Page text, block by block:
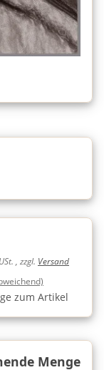
, zzgl. Versand
zum Artikel
Menge